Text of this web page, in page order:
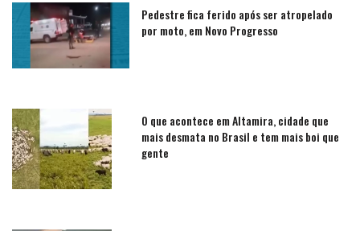
Pedestre fica ferido após ser atropelado
por moto, em Novo Progresso
O que acontece em Altamira, cidade que
mais desmata no Brasil e tem mais boi que
gente